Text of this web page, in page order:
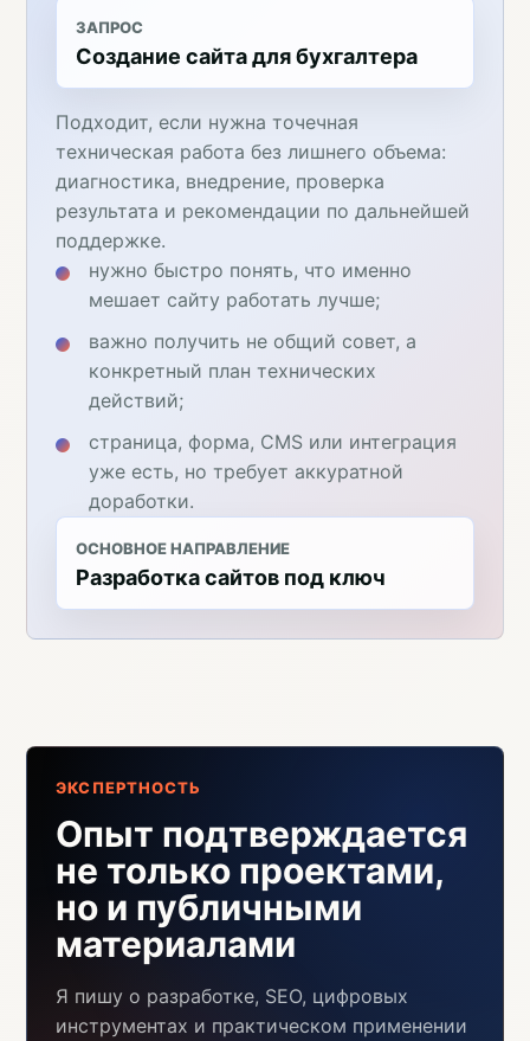
ЗАПРОС
Создание сайта для бухгалтера
Подходит, если нужна точечная
техническая работа без лишнего объема:
диагностика, внедрение, проверка
результата и рекомендации по дальнейшей
поддержке.
нужно быстро понять, что именно
мешает сайту работать лучше;
важно получить не общий совет, а
конкретный план технических
действий;
страница, форма, CMS или интеграция
уже есть, но требует аккуратной
доработки.
ОСНОВНОЕ НАПРАВЛЕНИЕ
Разработка сайтов под ключ
ЭКСПЕРТНОСТЬ
Опыт подтверждается
не только проектами,
но и публичными
материалами
Я пишу о разработке, SEO, цифровых
инструментах и практическом применении